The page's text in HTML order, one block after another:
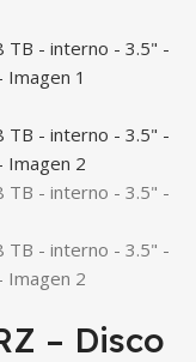
– Disco